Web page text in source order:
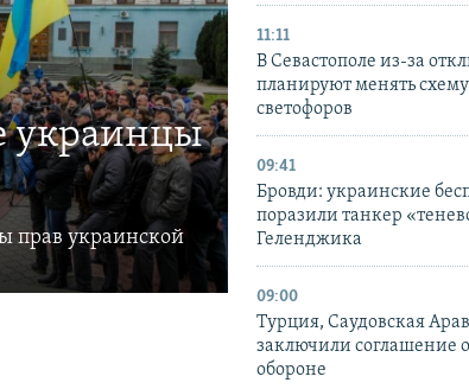
украинцы
прав украинской
11:11
В Севастополе из-за
планируют менять
светофоров
09:41
Бровди: украинские
поразили танкер
Геленджика
09:00
Турция, Саудовская
заключили соглашение
обороне